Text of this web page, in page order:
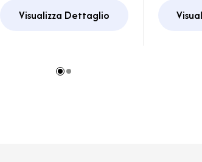
Camper
Visualizza Dettaglio